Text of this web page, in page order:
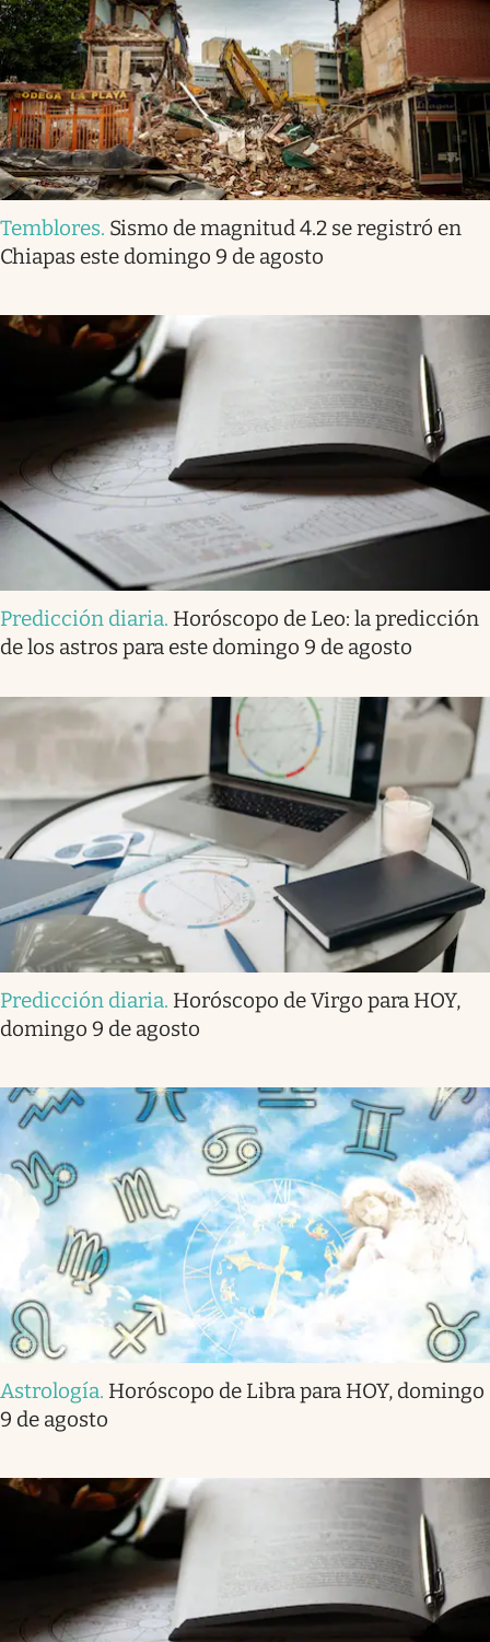
Temblores. Sismo de magnitud 4.2 se registró en
Chiapas este domingo 9 de agosto
Predicción diaria. Horóscopo de Leo: la predicción
de los astros para este domingo 9 de agosto
Predicción diaria. Horóscopo de Virgo para HOY,
domingo 9 de agosto
Astrología. Horóscopo de Libra para HOY, domingo
9 de agosto